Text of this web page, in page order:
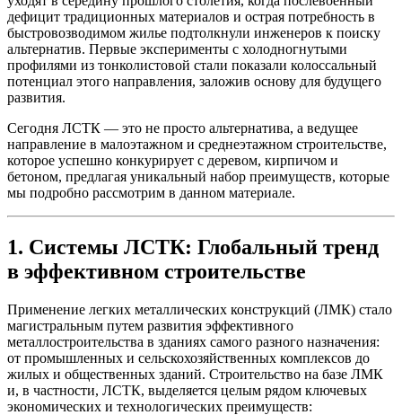
дефицит традиционных материалов и острая потребность в
быстровозводимом жилье подтолкнули инженеров к поиску
альтернатив. Первые эксперименты с холодногнутыми
профилями из тонколистовой стали показали колоссальный
потенциал этого направления, заложив основу для будущего
развития.
Сегодня ЛСТК — это не просто альтернатива, а ведущее
направление в малоэтажном и среднеэтажном строительстве,
которое успешно конкурирует с деревом, кирпичом и
бетоном, предлагая уникальный набор преимуществ, которые
мы подробно рассмотрим в данном материале.
1. Системы ЛСТК: Глобальный тренд
в эффективном строительстве
Применение легких металлических конструкций (ЛМК) стало
магистральным путем развития эффективного
металлостроительства в зданиях самого разного назначения:
от промышленных и сельскохозяйственных комплексов до
жилых и общественных зданий. Строительство на базе ЛМК
и, в частности, ЛСТК, выделяется целым рядом ключевых
экономических и технологических преимуществ: